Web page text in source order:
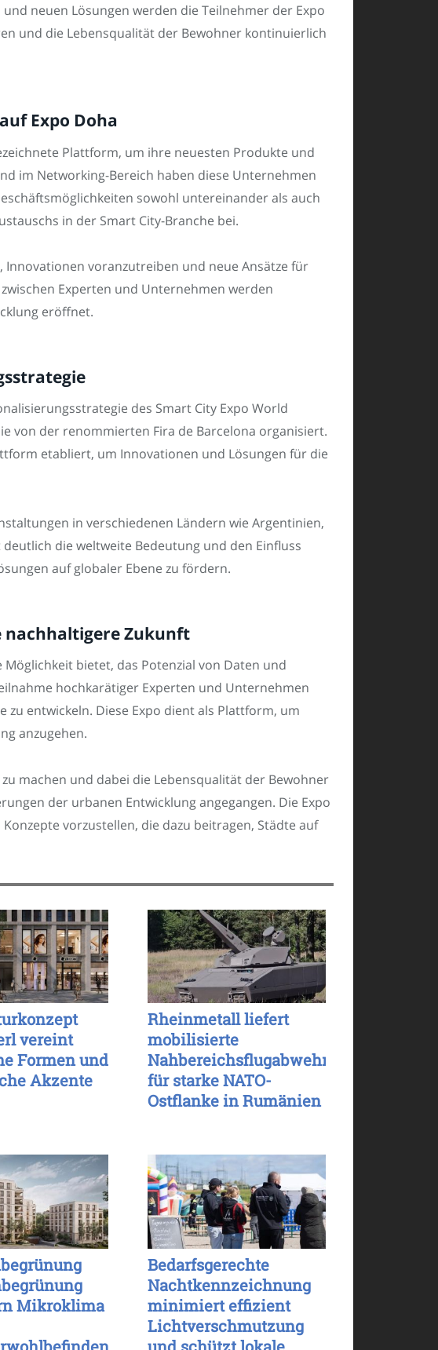
neuen Lösungen werden die Teilnehmer der Expo
und die Lebensqualität der Bewohner kontinuierlich
Expo Doha
Plattform, um ihre neuesten Produkte und
im Networking-Bereich haben diese Unternehmen
sowohl untereinander als auch
in der Smart City-Branche bei.
voranzutreiben und neue Ansätze für
Experten und Unternehmen werden
eröffnet.
des Smart City Expo World
von der renommierten Fira de Barcelona organisiert.
etabliert, um Innovationen und Lösungen für die
in verschiedenen Ländern wie Argentinien,
die weltweite Bedeutung und den Einfluss
auf globaler Ebene zu fördern.
nachhaltigere Zukunft
bietet, das Potenzial von Daten und
hochkarätiger Experten und Unternehmen
entwickeln. Diese Expo dient als Plattform, um
anzugehen.
machen und dabei die Lebensqualität der Bewohner
der urbanen Entwicklung angegangen. Die Expo
vorzustellen, die dazu beitragen, Städte auf
vereint
Formen und
Akzente
Rheinmetall liefert
mobilisierte
Nahbereichsflugabwehr
für starke NATO-
Ostflanke in Rumänien
Mikroklima
Bedarfsgerechte
Nachtkennzeichnung
minimiert effizient
Lichtverschmutzung